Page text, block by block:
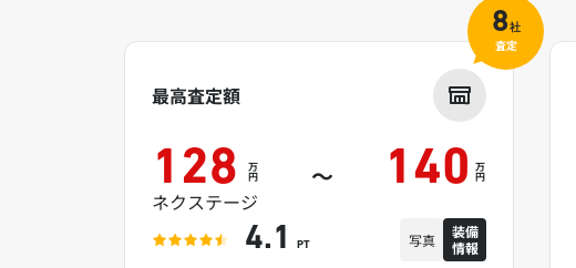
最高査定額
128 万
円 ～ 140 万
円
ネクステージ
4.1 PT 写真
装備
情報
8社
査定